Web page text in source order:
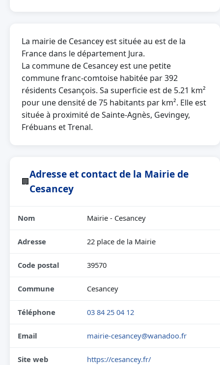
La mairie de Cesancey est située au est de la
France dans le département Jura.
La commune de Cesancey est une petite
commune franc-comtoise habitée par 392
résidents Cesançois. Sa superficie est de 5.21 km²
pour une densité de 75 habitants par km². Elle est
située à proximité de Sainte-Agnès, Gevingey,
Frébuans et Trenal.
🏢
Adresse et contact de la Mairie de
Cesancey
Nom Mairie - Cesancey
Adresse 22 place de la Mairie
Code postal 39570
Commune Cesancey
Téléphone 03 84 25 04 12
Email mairie-cesancey@wanadoo.fr
Site web https://cesancey.fr/